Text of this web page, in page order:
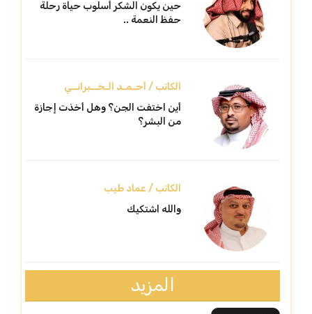
حين يكون الشكر أسلوب حياة رحلة
حفظ النعمة ..
الكاتب / أحـمـد الـخــبرانــي
أين اختفت الجن؟ وهل أخذت إجازة
من البشر؟
الكاتب / عماد طيب
والله اشتكيك
المزيد